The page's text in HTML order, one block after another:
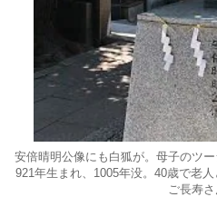
安倍晴明公像にも白狐が。母子のツ
921年生まれ、1005年没。40歳で老
ご長寿